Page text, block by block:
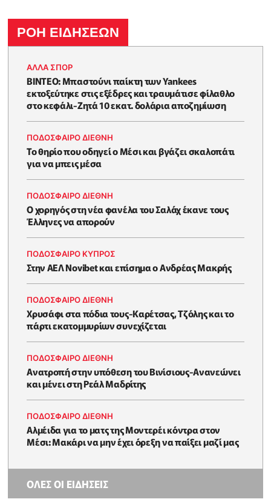
ΡΟΗ ΕΙΔΗΣΕΩΝ
ΑΛΛΑ ΣΠΟΡ
ΒΙΝΤΕΟ: Μπαστούνι παίκτη των Yankees
εκτοξεύτηκε στις εξέδρες και τραυμάτισε φίλαθλο
στο κεφάλι-Ζητά 10 εκατ. δολάρια αποζημίωση
ΠΟΔΟΣΦΑΙΡΟ ΔΙΕΘΝΗ
Το θηρίο που οδηγεί ο Μέσι και βγάζει σκαλοπάτι
για να μπεις μέσα
ΠΟΔΟΣΦΑΙΡΟ ΔΙΕΘΝΗ
Ο χορηγός στη νέα φανέλα του Σαλάχ έκανε τους
Έλληνες να απορούν
ΠΟΔΟΣΦΑΙΡΟ ΚΥΠΡΟΣ
Στην ΑΕΛ Novibet και επίσημα ο Ανδρέας Μακρής
ΠΟΔΟΣΦΑΙΡΟ ΔΙΕΘΝΗ
Χρυσάφι στα πόδια τους-Καρέτσας, Τζόλης και το
πάρτι εκατομμυρίων συνεχίζεται
ΠΟΔΟΣΦΑΙΡΟ ΔΙΕΘΝΗ
Ανατροπή στην υπόθεση του Βινίσιους-Ανανεώνει
και μένει στη Ρεάλ Μαδρίτης
ΠΟΔΟΣΦΑΙΡΟ ΔΙΕΘΝΗ
Αλμέιδα για το ματς της Μοντερέι κόντρα στον
Μέσι: Μακάρι να μην έχει όρεξη να παίξει μαζί μας
ΟΛΕΣ ΟΙ ΕΙΔΗΣΕΙΣ